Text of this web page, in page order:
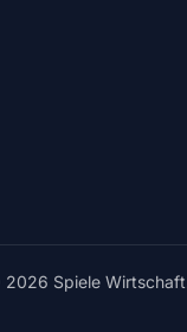
Spiele